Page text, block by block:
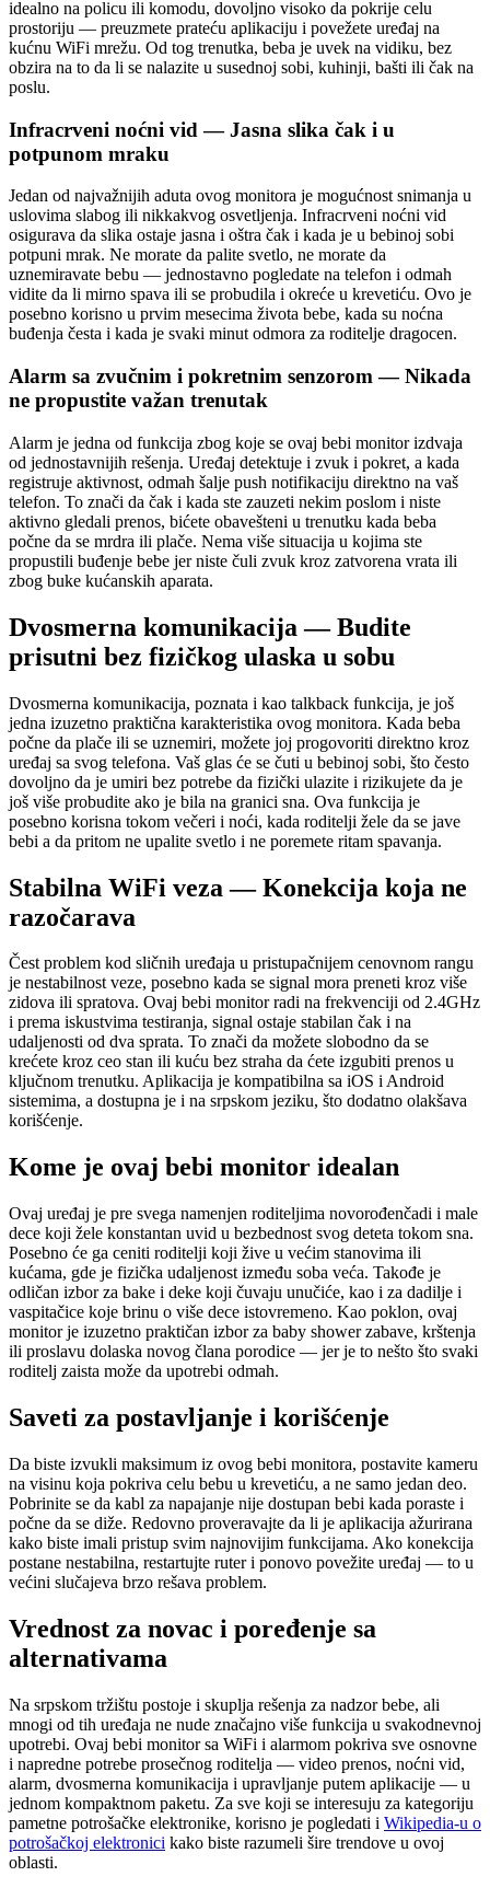
idealno na policu ili komodu, dovoljno visoko da pokrije celu
prostoriju — preuzmete prateću aplikaciju i povežete uređaj na
kućnu WiFi mrežu. Od tog trenutka, beba je uvek na vidiku, bez
obzira na to da li se nalazite u susednoj sobi, kuhinji, bašti ili čak na
poslu.
Infracrveni noćni vid — Jasna slika čak i u
potpunom mraku
Jedan od najvažnijih aduta ovog monitora je mogućnost snimanja u
uslovima slabog ili nikkakvog osvetljenja. Infracrveni noćni vid
osigurava da slika ostaje jasna i oštra čak i kada je u bebinoj sobi
potpuni mrak. Ne morate da palite svetlo, ne morate da
uznemiravate bebu — jednostavno pogledate na telefon i odmah
vidite da li mirno spava ili se probudila i okreće u krevetiću. Ovo je
posebno korisno u prvim mesecima života bebe, kada su noćna
buđenja česta i kada je svaki minut odmora za roditelje dragocen.
Alarm sa zvučnim i pokretnim senzorom — Nikada
ne propustite važan trenutak
Alarm je jedna od funkcija zbog koje se ovaj bebi monitor izdvaja
od jednostavnijih rešenja. Uređaj detektuje i zvuk i pokret, a kada
registruje aktivnost, odmah šalje push notifikaciju direktno na vaš
telefon. To znači da čak i kada ste zauzeti nekim poslom i niste
aktivno gledali prenos, bićete obavešteni u trenutku kada beba
počne da se mrdra ili plače. Nema više situacija u kojima ste
propustili buđenje bebe jer niste čuli zvuk kroz zatvorena vrata ili
zbog buke kućanskih aparata.
Dvosmerna komunikacija — Budite
prisutni bez fizičkog ulaska u sobu
Dvosmerna komunikacija, poznata i kao talkback funkcija, je još
jedna izuzetno praktična karakteristika ovog monitora. Kada beba
počne da plače ili se uznemiri, možete joj progovoriti direktno kroz
uređaj sa svog telefona. Vaš glas će se čuti u bebinoj sobi, što često
dovoljno da je umiri bez potrebe da fizički ulazite i rizikujete da je
još više probudite ako je bila na granici sna. Ova funkcija je
posebno korisna tokom večeri i noći, kada roditelji žele da se jave
bebi a da pritom ne upalite svetlo i ne poremete ritam spavanja.
Stabilna WiFi veza — Konekcija koja ne
razočarava
Čest problem kod sličnih uređaja u pristupačnijem cenovnom rangu
je nestabilnost veze, posebno kada se signal mora preneti kroz više
zidova ili spratova. Ovaj bebi monitor radi na frekvenciji od 2.4GHz
i prema iskustvima testiranja, signal ostaje stabilan čak i na
udaljenosti od dva sprata. To znači da možete slobodno da se
krećete kroz ceo stan ili kuću bez straha da ćete izgubiti prenos u
ključnom trenutku. Aplikacija je kompatibilna sa iOS i Android
sistemima, a dostupna je i na srpskom jeziku, što dodatno olakšava
korišćenje.
Kome je ovaj bebi monitor idealan
Ovaj uređaj je pre svega namenjen roditeljima novorođenčadi i male
dece koji žele konstantan uvid u bezbednost svog deteta tokom sna.
Posebno će ga ceniti roditelji koji žive u većim stanovima ili
kućama, gde je fizička udaljenost između soba veća. Takođe je
odličan izbor za bake i deke koji čuvaju unučiće, kao i za dadilje i
vaspitačice koje brinu o više dece istovremeno. Kao poklon, ovaj
monitor je izuzetno praktičan izbor za baby shower zabave, krštenja
ili proslavu dolaska novog člana porodice — jer je to nešto što svaki
roditelj zaista može da upotrebi odmah.
Saveti za postavljanje i korišćenje
Da biste izvukli maksimum iz ovog bebi monitora, postavite kameru
na visinu koja pokriva celu bebu u krevetiću, a ne samo jedan deo.
Pobrinite se da kabl za napajanje nije dostupan bebi kada poraste i
počne da se diže. Redovno proveravajte da li je aplikacija ažurirana
kako biste imali pristup svim najnovijim funkcijama. Ako konekcija
postane nestabilna, restartujte ruter i ponovo povežite uređaj — to u
većini slučajeva brzo rešava problem.
Vrednost za novac i poređenje sa
alternativama
Na srpskom tržištu postoje i skuplja rešenja za nadzor bebe, ali
mnogi od tih uređaja ne nude značajno više funkcija u svakodnevnoj
upotrebi. Ovaj bebi monitor sa WiFi i alarmom pokriva sve osnovne
i napredne potrebe prosečnog roditelja — video prenos, noćni vid,
alarm, dvosmerna komunikacija i upravljanje putem aplikacije — u
jednom kompaktnom paketu. Za sve koji se interesuju za kategoriju
pametne potrošačke elektronike, korisno je pogledati i Wikipedia-u o
potrošačkoj elektronici kako biste razumeli šire trendove u ovoj
oblasti.